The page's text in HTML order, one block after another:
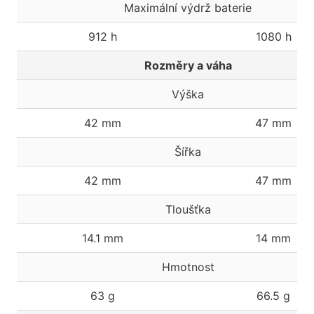
Maximální výdrž baterie
912 h 1080 h
Rozměry a váha
Výška
42 mm 47 mm
Šířka
42 mm 47 mm
Tloušťka
14.1 mm 14 mm
Hmotnost
63 g 66.5 g